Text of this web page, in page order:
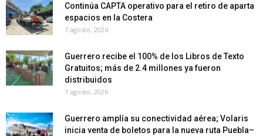
Continúa CAPTA operativo para el retiro de aparta
espacios en la Costera
7 agosto, 2026
Guerrero recibe el 100% de los Libros de Texto
Gratuitos; más de 2.4 millones ya fueron
distribuidos
7 agosto, 2026
Guerrero amplía su conectividad aérea; Volaris
inicia venta de boletos para la nueva ruta Puebla–